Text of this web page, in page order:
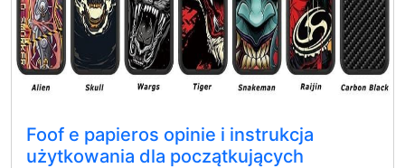
Foof e papieros opinie i instrukcja
użytkowania dla początkujących